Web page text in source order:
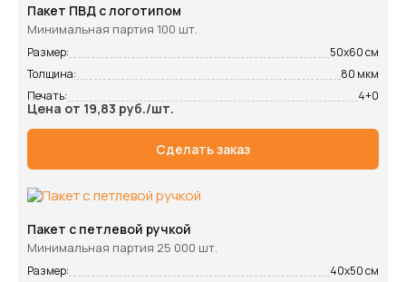
Пакет ПВД с логотипом
Минимальная партия 100 шт.
Размер:
50х60 см
Толщина:
80 мкм
Печать:
4+0
Цена от 19,83 руб./шт.
Сделать заказ
Пакет с петлевой ручкой
Минимальная партия 25 000 шт.
Размер: 40х50 см